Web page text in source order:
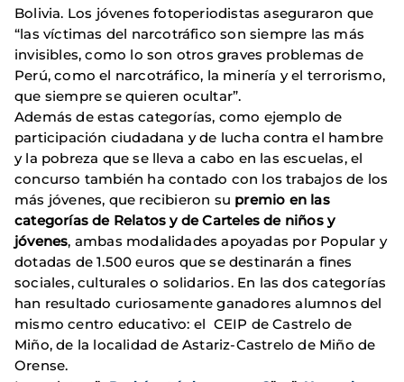
Bolivia. Los jóvenes fotoperiodistas aseguraron que
“las víctimas del narcotráfico son siempre las más
invisibles, como lo son otros graves problemas de
Perú, como el narcotráfico, la minería y el terrorismo,
que siempre se quieren ocultar”.
Además de estas categorías, como ejemplo de
participación ciudadana y de lucha contra el hambre
y la pobreza que se lleva a cabo en las escuelas, el
concurso también ha contado con los trabajos de los
más jóvenes, que recibieron su premio en las
categorías de Relatos y de Carteles de niños y
jóvenes, ambas modalidades apoyadas por Popular y
dotadas de 1.500 euros que se destinarán a fines
sociales, culturales o solidarios. En las dos categorías
han resultado curiosamente ganadores alumnos del
mismo centro educativo: el CEIP de Castrelo de
Miño, de la localidad de Astariz-Castrelo de Miño de
Orense.